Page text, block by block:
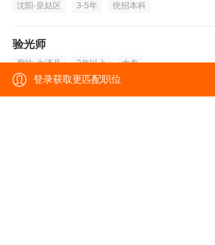
沈阳-皇姑区 3-5年 统招本科
验光师
廊坊-永清县 2年以上 大专
登录获取更匹配职位